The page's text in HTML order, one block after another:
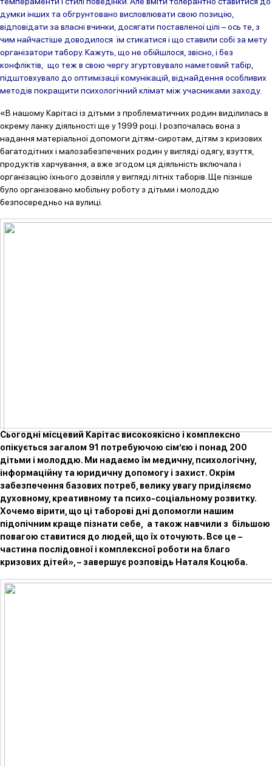
думки інших та обгрунтовано висловлювати свою позицію,
відповідати за власні вчинки, досягати поставленої цілі – ось те, з
чим найчастіше доводилося їм стикатися і що ставили собі за мету
організатори табору. Кажуть, що не обійшлося, звісно, і без
конфліктів, що теж в свою чергу згуртовувало наметовий табір,
підштовхувало до оптимізації комунікацій, віднайдення особливих
методів покращити психологічний клімат між учасниками заходу.
«В нашому Карітасі із дітьми з проблематичних родин виділилась в
окрему ланку діяльності ще у 1999 році. І розпочалась вона з
надання матеріальної допомоги дітям-сиротам, дітям з кризових
багатодітних і малозабезпечених родин у вигляді одягу, взуття,
продуктів харчування, а вже згодом ця діяльність включала і
організацію їхнього дозвілля у вигляді літніх таборів. Ще пізніше
було організовано мобільну роботу з дітьми і молоддю
безпосередньо на вулиці.
Сьогодні місцевий Карітас високоякісно і комплексно
опікується загалом 91 потребуючою сім’єю і понад 200
дітьми і молоддю. Ми надаємо їм медичну, психологічну,
інформаційну та юридичну допомогу і захист. Окрім
забезпечення базових потреб, велику увагу приділяємо
духовному, креативному та психо-соціальному розвитку.
Хочемо вірити, що ці таборові дні допомогли нашим
підопічним краще пізнати себе, а також навчили з більшою
повагою ставитися до людей, що їх оточують. Все це –
частина послідовної і комплексної роботи на благо
кризових дітей», – завершує розповідь Наталя Коцюба.